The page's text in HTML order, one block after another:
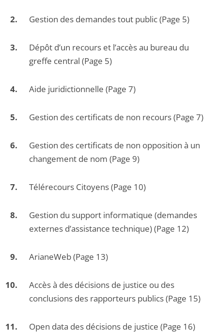
Gestion des demandes tout public (Page 5)
Dépôt d’un recours et l’accès au bureau du
greffe central (Page 5)
Aide juridictionnelle (Page 7)
Gestion des certificats de non recours (Page 7)
Gestion des certificats de non opposition à un
changement de nom (Page 9)
Télérecours Citoyens (Page 10)
Gestion du support informatique (demandes
externes d’assistance technique) (Page 12)
ArianeWeb (Page 13)
Accès à des décisions de justice ou des
conclusions des rapporteurs publics (Page 15)
Open data des décisions de justice (Page 16)